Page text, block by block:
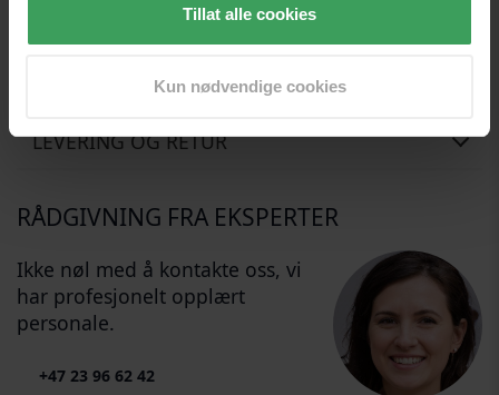
Tillat alle cookies
Kun nødvendige cookies
ANMELDELSER
LEVERING OG RETUR
RÅDGIVNING FRA EKSPERTER
Ikke nøl med å kontakte oss, vi
har profesjonelt opplært
personale.
+47 23 96 62 42